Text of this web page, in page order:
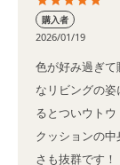
購入者
2026/01/19
色が好み過ぎ
なリビングの
るとついウト
クッションの
さも抜群です！